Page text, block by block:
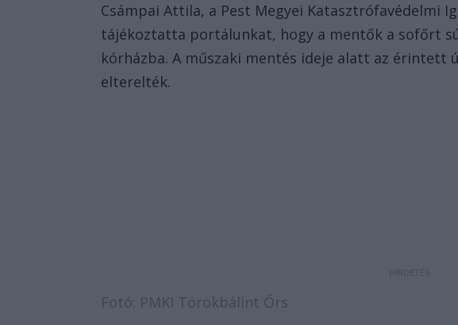
Csámpai Attila, a Pest Megyei Katasztrófavédelmi
tájékoztatta portálunkat, hogy a mentők a sofőrt
kórházba. A műszaki mentés ideje alatt az érintett
elterelték.
Fotó: PMKI Törökbálint Őrs